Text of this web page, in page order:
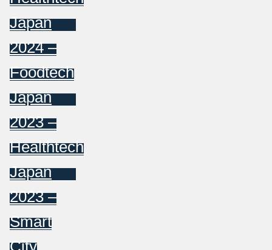
Japan
2024 –
Foodtech
Japan
2023 –
Healthtech
Japan
2023 –
Smart
City